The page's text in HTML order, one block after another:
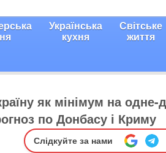
Українська
кухня
Світське
життя
як мінімум на одне-
по Донбасу і Криму
Слідкуйте за нами